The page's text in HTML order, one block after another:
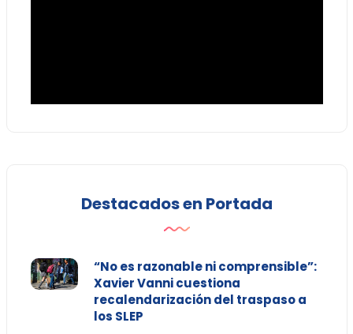
Destacados en Portada
“No es razonable ni comprensible”:
Xavier Vanni cuestiona
recalendarización del traspaso a
los SLEP